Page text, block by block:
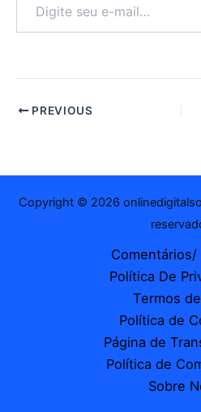
e-
PREVIOUS
Copyright © 2026
Comentários/
Política De
Termos
Política de
Página de
Política de
Sobre